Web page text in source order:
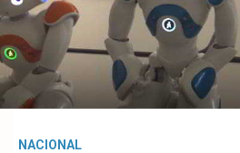
NACIONAL